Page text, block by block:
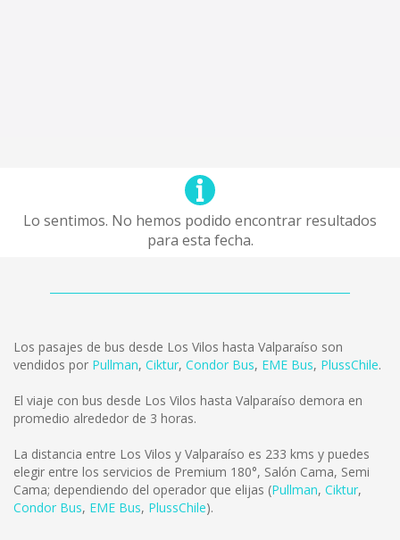
Lo sentimos. No hemos podido encontrar resultados
para esta fecha.
Los pasajes de bus desde Los Vilos hasta Valparaíso son
vendidos por Pullman, Ciktur, Condor Bus, EME Bus, PlussChile.
El viaje con bus desde Los Vilos hasta Valparaíso demora en
promedio alrededor de 3 horas.
La distancia entre Los Vilos y Valparaíso es 233 kms y puedes
elegir entre los servicios de Premium 180°, Salón Cama, Semi
Cama; dependiendo del operador que elijas (Pullman, Ciktur,
Condor Bus, EME Bus, PlussChile).